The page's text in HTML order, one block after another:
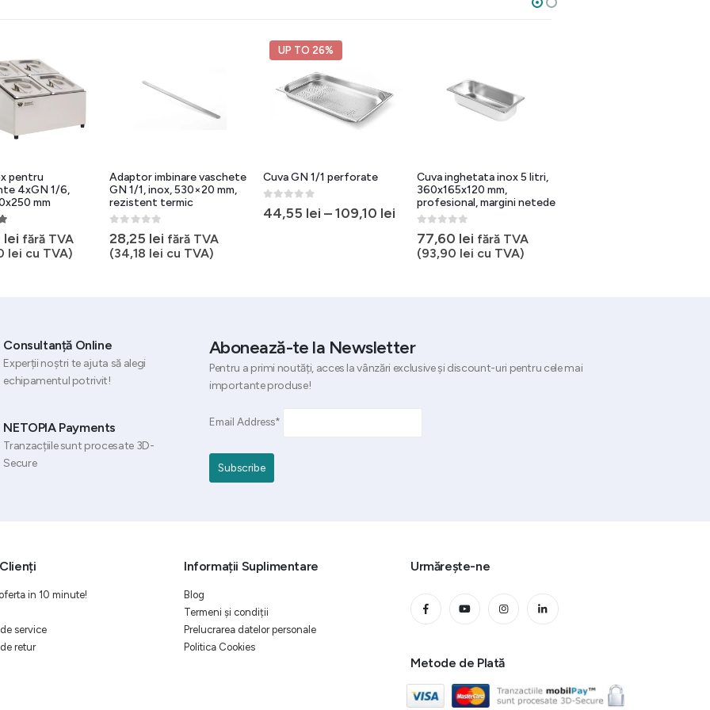
pentru
4xGN 1/6,
mm
5
lei fără TVA
lei cu TVA)
Adaptor imbinare vaschete
GN 1/1, inox, 530×20 mm,
rezistent termic
0out of 5
28,25 lei fără TVA
(34,18 lei cu TVA)
UP TO 26%
Cuva GN 1/1 perforate
0out of 5
44,55 lei –109,10 lei
Cuva inghetata inox 5 litri,
360x165x120 mm,
profesional, margini netede
0out of 5
77,60 lei fără TVA
(93,90 lei cu TVA)
Consultanță Online
Experții noștri te ajuta să alegi
echipamentul potrivit!
NETOPIA Payments
Tranzacțiile sunt procesate 3D-
Secure
Abonează-te la Newsletter
Pentru a primi noutăți, acces la vânzări exclusive și discount-uri pentru cele mai
importante produse!
Email Address*
in 10 minute!
service
retur
Informații Suplimentare
Blog
Termeni și condiții
Prelucrarea datelor personale
Politica Cookies
Urmărește-ne
Metode de Plată